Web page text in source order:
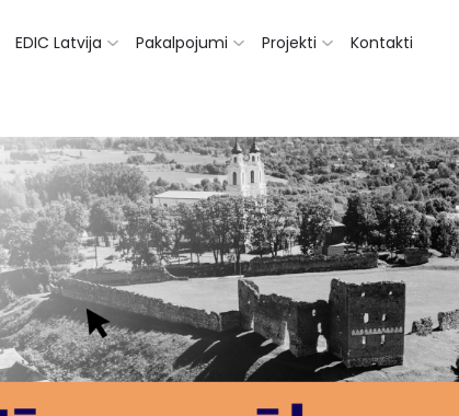
EDIC Latvija Pakalpojumi Projekti Kontakti